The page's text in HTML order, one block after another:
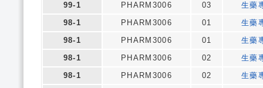
99-1
PHARM3006 03
生藥
98-1
PHARM3006 01
生藥
98-1
PHARM3006 01
生藥
98-1
PHARM3006 02
生藥
98-1
PHARM3006 02
生藥